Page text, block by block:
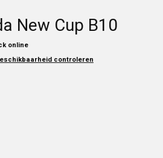
New Cup B10
online
controleren